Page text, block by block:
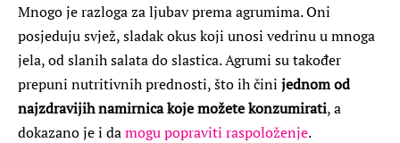
Mnogo je razloga za ljubav prema agrumima. Oni
posjeduju svjež, sladak okus koji unosi vedrinu u mnoga
jela, od slanih salata do slastica. Agrumi su također
prepuni nutritivnih prednosti, što ih čini jednom od
najzdravijih namirnica koje možete konzumirati, a
dokazano je i damogu popraviti raspoloženje.